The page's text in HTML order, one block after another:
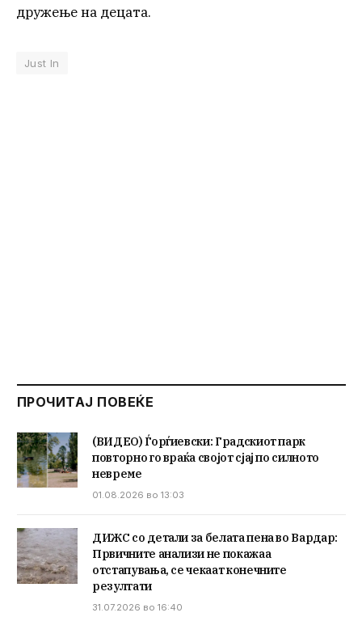
дружење на децата.
Just In
ПРОЧИТАЈ ПОВЕЌЕ
(ВИДЕО) Ѓорѓиевски: Градскиот парк
повторно го враќа својот сјај по силното
невреме
01.08.2026 во 13:03
ДИЖС со детали за белата пена во Вардар:
Првичните анализи не покажаа
отстапувања, се чекаат конечните
резултати
31.07.2026 во 16:40